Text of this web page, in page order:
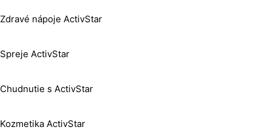
Zdravé nápoje ActivStar
Spreje ActivStar
Chudnutie s ActivStar
Kozmetika ActivStar